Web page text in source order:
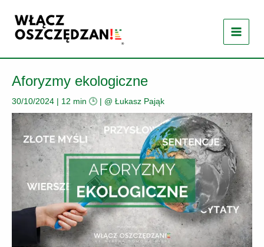
treści
Aforyzmy ekologiczne
30/10/2024 | 12 min 🕒 | @ Łukasz Pająk